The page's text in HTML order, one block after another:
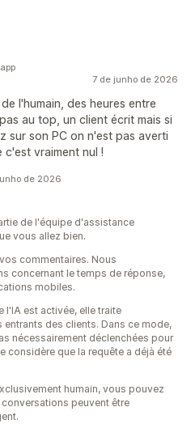
7 de junho de 2026
l'humain, des heures entre
au top, un client écrit mais si
sur son PC on n'est pas averti
vraiment nul !
de 2026
de l'équipe d'assistance
vous allez bien.
commentaires. Nous
concernant le temps de réponse,
mobiles.
l'IA est activée, elle traite
des clients. Dans ce mode,
nécessairement déclenchées pour
considère que la requête a déjà été
humain, vous pouvez
peuvent être